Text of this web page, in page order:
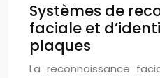
Systèmes de
faciale et
plaques
La reconnaissance